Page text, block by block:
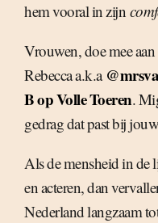
hem vooral in zijn
Vrouwen, doe mee aan
Rebecca a.k.a
B op Volle Toeren.
gedrag dat past bij
Als de mensheid in
en acteren, dan
Nederland langzaam